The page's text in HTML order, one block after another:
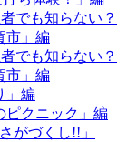
でも知らない？
市」編
でも知らない？
市」編
」編
ピクニック」編
がづくし!!」